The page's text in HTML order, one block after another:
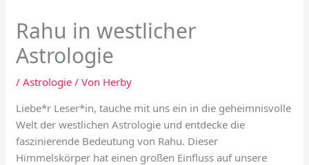
Rahu in westlicher
Astrologie
/Astrologie / Von Herby
Liebe*r Leser*in, tauche mit uns ein in die geheimnisvolle
Welt der westlichen Astrologie und entdecke die
faszinierende Bedeutung von Rahu. Dieser
Himmelskörper hat einen großen Einfluss auf unsere